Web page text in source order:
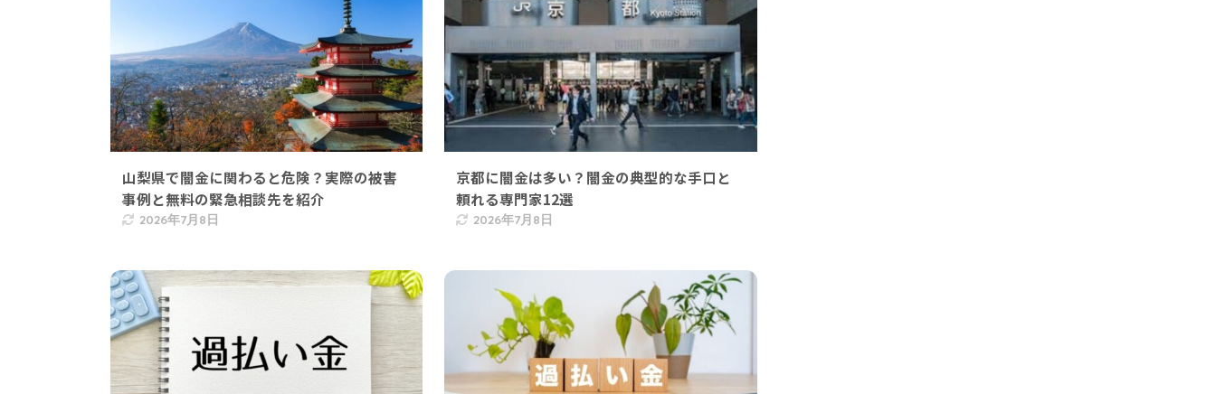
山梨県で闇金に関わると危険？実際の被害
事例と無料の緊急相談先を紹介
2026年7月8日
京都に闇金は多い？闇金の典型的な手口と
頼れる専門家12選
2026年7月8日